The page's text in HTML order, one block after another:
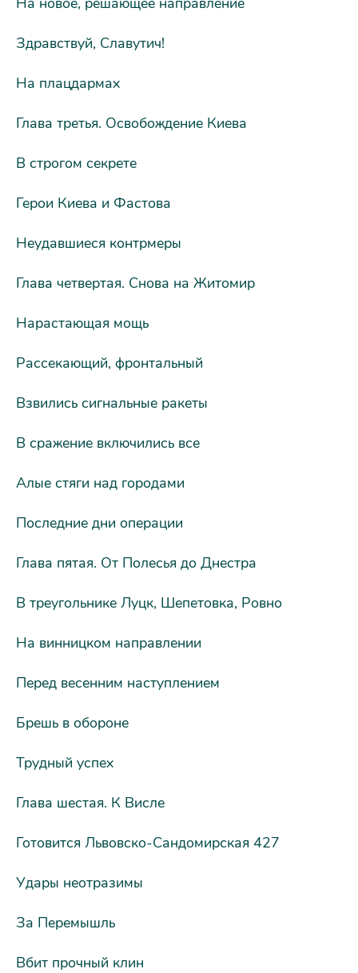
Здравствуй, Славутич!
На плацдармах
Глава третья. Освобождение Киева
В строгом секрете
Герои Киева и Фастова
Неудавшиеся контрмеры
Глава четвертая. Снова на Житомир
Нарастающая мощь
Рассекающий, фронтальный
Взвились сигнальные ракеты
В сражение включились все
Алые стяги над городами
Последние дни операции
Глава пятая. От Полесья до Днестра
В треугольнике Луцк, Шепетовка, Ровно
На винницком направлении
Перед весенним наступлением
Брешь в обороне
Трудный успех
Глава шестая. К Висле
Готовится Львовско-Сандомирская 427
Удары неотразимы
За Перемышль
Вбит прочный клин